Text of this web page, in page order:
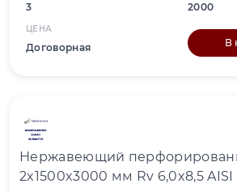
3 2000
ЦЕНА
Договорная В
Нержавеющий
2x1500x3000 мм Rv 6,0x8,5